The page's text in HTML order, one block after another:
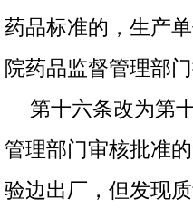
药品标准的，生产
院药品监督管理部
第十六条改为第
管理部门审核批准
验边出厂，但发现